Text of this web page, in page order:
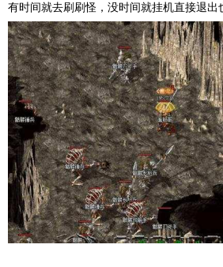
有时间就去刷刷怪，没时间就挂机直接退出